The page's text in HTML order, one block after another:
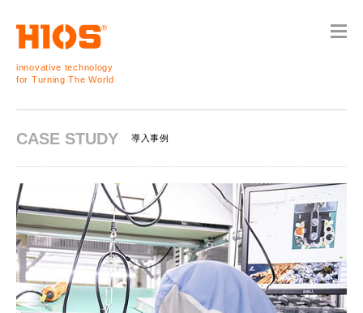
innovative technology
for Turning The World
CASE STUDY 導入事例